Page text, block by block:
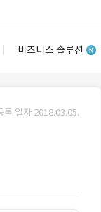
비즈니스 솔루션
안심 코드 케어
록 일자 2018.03.05.